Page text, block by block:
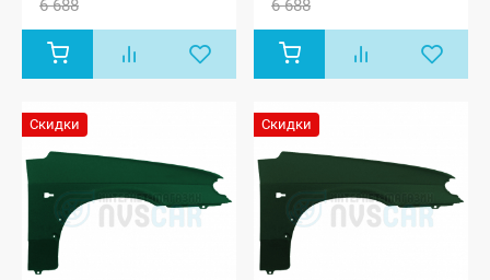
6 688 6 688
Скидки Скидки